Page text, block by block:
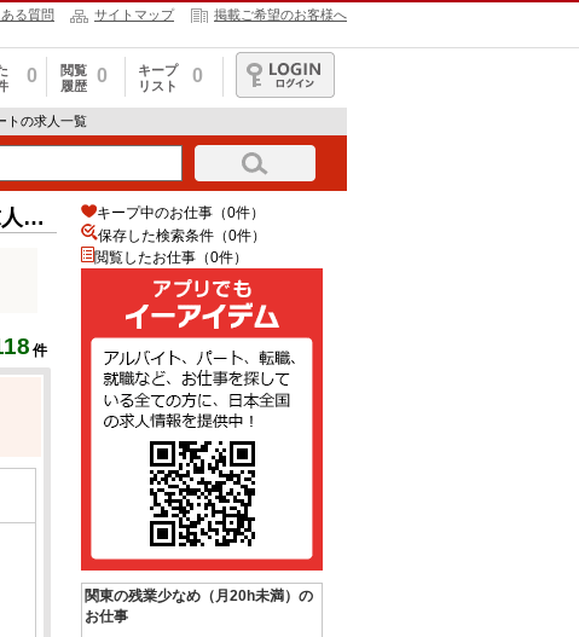
ある質問 サイトマップ 掲載ご希望のお客様へ
0
閲覧
履歴
0
キープ
リスト
0
ログイン
トの求人一覧
情
件
キープ中のお仕事（0件）
保存した検索条件（0件）
閲覧したお仕事（0件）
関東の残業少なめ（月20h未満）の
お仕事